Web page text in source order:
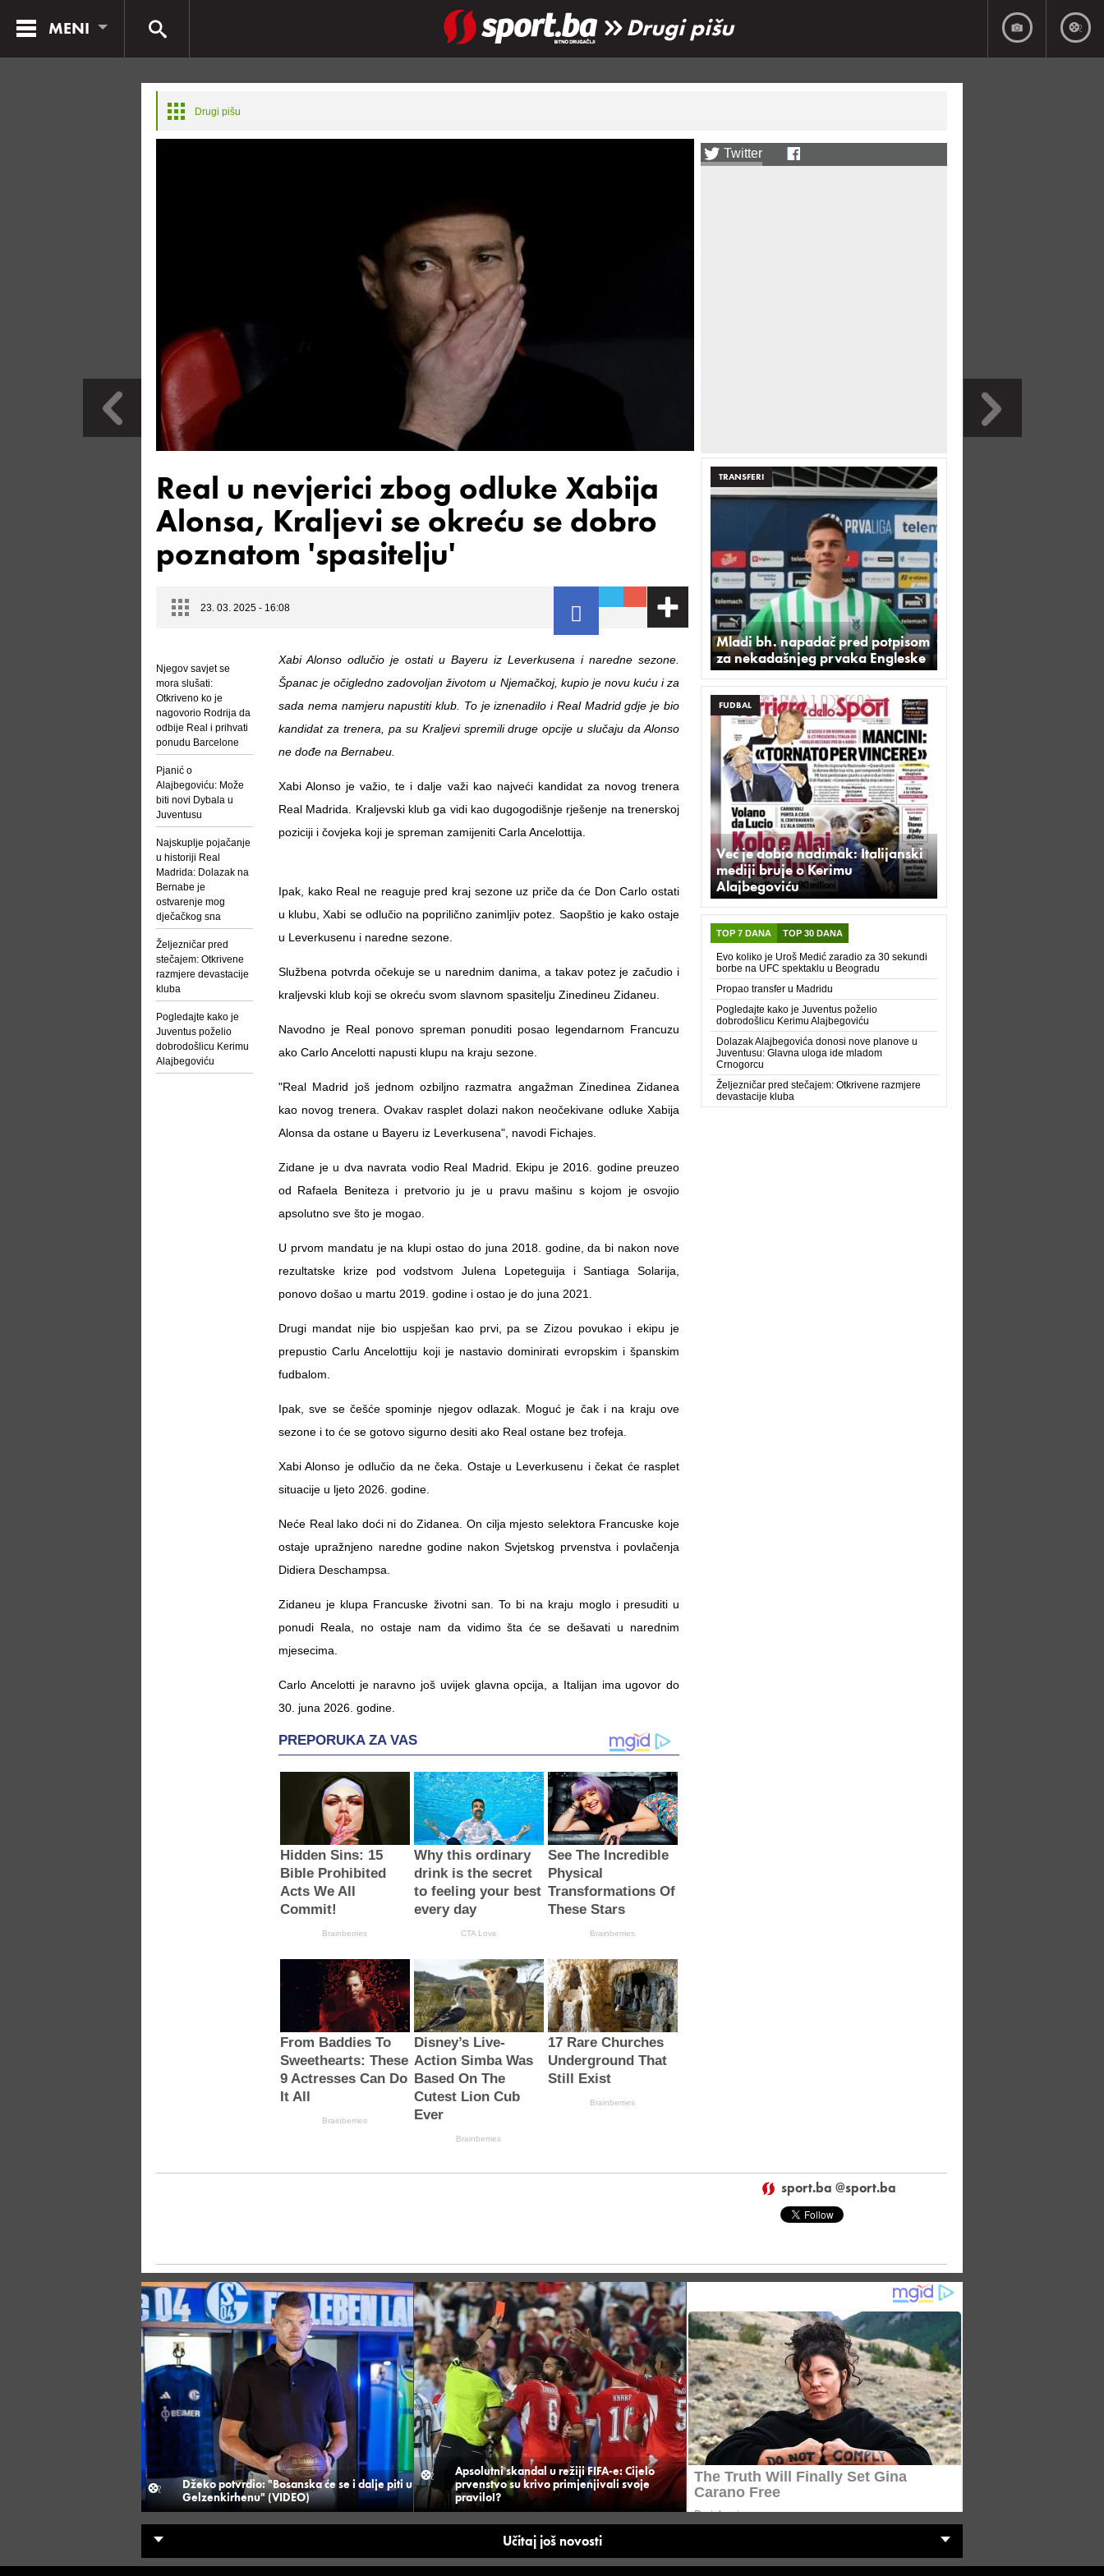
MENI Drugi pišu
Drugi pišu
Real u nevjerici zbog odluke Xabija
Alonsa, Kraljevi se okreću se dobro
poznatom 'spasitelju'
23. 03. 2025 - 16:08
Njegov savjet se
mora slušati:
Otkriveno ko je
nagovorio Rodrija da
odbije Real i prihvati
ponudu Barcelone
Pjanić o
Alajbegoviću: Može
biti novi Dybala u
Juventusu
Najskuplje pojačanje
u historiji Real
Madrida: Dolazak na
Bernabe je
ostvarenje mog
dječačkog sna
Željezničar pred
stečajem: Otkrivene
razmjere devastacije
kluba
Pogledajte kako je
Juventus poželio
dobrodošlicu Kerimu
Alajbegoviću
Xabi Alonso odlučio je ostati u Bayeru iz Leverkusena i naredne sezone.
Španac je očigledno zadovoljan životom u Njemačkoj, kupio je novu kuću i za
sada nema namjeru napustiti klub. To je iznenadilo i Real Madrid gdje je bio
kandidat za trenera, pa su Kraljevi spremili druge opcije u slučaju da Alonso
ne dođe na Bernabeu.
Xabi Alonso je važio, te i dalje važi kao najveći kandidat za novog trenera
Real Madrida. Kraljevski klub ga vidi kao dugogodišnje rješenje na trenerskoj
poziciji i čovjeka koji je spreman zamijeniti Carla Ancelottija.
Ipak, kako Real ne reaguje pred kraj sezone uz priče da će Don Carlo ostati
u klubu, Xabi se odlučio na poprilično zanimljiv potez. Saopštio je kako ostaje
u Leverkusenu i naredne sezone.
Službena potvrda očekuje se u narednim danima, a takav potez je začudio i
kraljevski klub koji se okreću svom slavnom spasitelju Zinedineu Zidaneu.
Navodno je Real ponovo spreman ponuditi posao legendarnom Francuzu
ako Carlo Ancelotti napusti klupu na kraju sezone.
"Real Madrid još jednom ozbiljno razmatra angažman Zinedinea Zidanea
kao novog trenera. Ovakav rasplet dolazi nakon neočekivane odluke Xabija
Alonsa da ostane u Bayeru iz Leverkusena", navodi Fichajes.
Zidane je u dva navrata vodio Real Madrid. Ekipu je 2016. godine preuzeo
od Rafaela Beniteza i pretvorio ju je u pravu mašinu s kojom je osvojio
apsolutno sve što je mogao.
U prvom mandatu je na klupi ostao do juna 2018. godine, da bi nakon nove
rezultatske krize pod vodstvom Julena Lopeteguija i Santiaga Solarija,
ponovo došao u martu 2019. godine i ostao je do juna 2021.
Drugi mandat nije bio uspješan kao prvi, pa se Zizou povukao i ekipu je
prepustio Carlu Ancelottiju koji je nastavio dominirati evropskim i španskim
fudbalom.
Ipak, sve se češće spominje njegov odlazak. Moguć je čak i na kraju ove
sezone i to će se gotovo sigurno desiti ako Real ostane bez trofeja.
Xabi Alonso je odlučio da ne čeka. Ostaje u Leverkusenu i čekat će rasplet
situacije u ljeto 2026. godine.
Neće Real lako doći ni do Zidanea. On cilja mjesto selektora Francuske koje
ostaje upražnjeno naredne godine nakon Svjetskog prvenstva i povlačenja
Didiera Deschampsa.
Zidaneu je klupa Francuske životni san. To bi na kraju moglo i presuditi u
ponudi Reala, no ostaje nam da vidimo šta će se dešavati u narednim
mjesecima.
Carlo Ancelotti je naravno još uvijek glavna opcija, a Italijan ima ugovor do
30. juna 2026. godine.
Twitter
TRANSFERI
Mladi bh. napadač pred potpisom
za nekadašnjeg prvaka Engleske
FUDBAL
Već je dobio nadimak: Italijanski
mediji bruje o Kerimu
Alajbegoviću
TOP 7 DANA TOP 30 DANA
Evo koliko je Uroš Medić zaradio za 30 sekundi
borbe na UFC spektaklu u Beogradu
Propao transfer u Madridu
Pogledajte kako je Juventus poželio
dobrodošlicu Kerimu Alajbegoviću
Dolazak Alajbegovića donosi nove planove u
Juventusu: Glavna uloga ide mladom
Crnogorcu
Željezničar pred stečajem: Otkrivene razmjere
devastacije kluba
sport.ba @sport.ba
Džeko potvrdio: "Bosanska će se i dalje piti u
Gelzenkirhenu" (VIDEO)
Apsolutni skandal u režiji FIFA-e: Cijelo
prvenstvo su krivo primjenjivali svoje
pravilo!?
Učitaj još novosti